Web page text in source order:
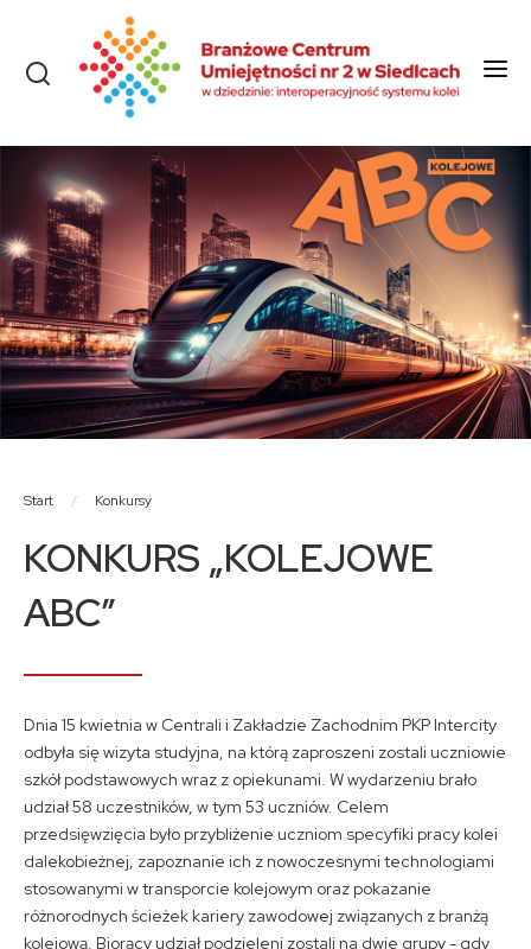
Start
O nas
Aktualności
Szkolenia i kursy
Olimpiady
Konkursy
Rekrutacja
Kontakt
Start / Konkursy
KONKURS „KOLEJOWE
ABC”
Dnia 15 kwietnia w Centrali i Zakładzie Zachodnim PKP Intercity
odbyła się wizyta studyjna, na którą zaproszeni zostali uczniowie
szkół podstawowych wraz z opiekunami. W wydarzeniu brało
udział 58 uczestników, w tym 53 uczniów. Celem
przedsięwzięcia było przybliżenie uczniom specyfiki pracy kolei
dalekobieżnej, zapoznanie ich z nowoczesnymi technologiami
stosowanymi w transporcie kolejowym oraz pokazanie
różnorodnych ścieżek kariery zawodowej związanych z branżą
kolejową. Biorący udział podzieleni zostali na dwie grupy - gdy